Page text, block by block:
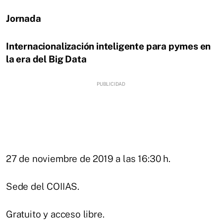
Jornada
Internacionalización inteligente para pymes en
la era del Big Data
27 de noviembre de 2019 a las 16:30 h.
Sede del COIIAS.
Gratuito y acceso libre.